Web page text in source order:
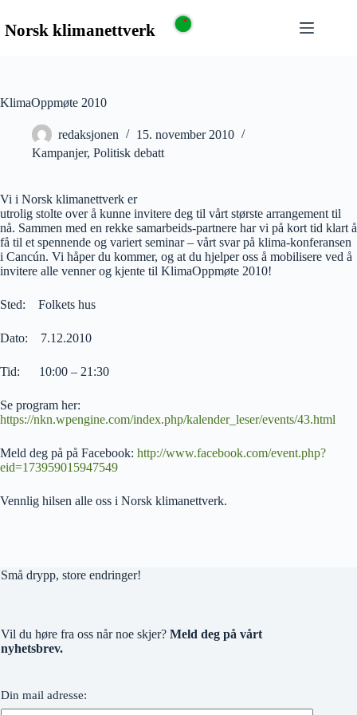
KlimaOppmøte 2010
redaksjonen
15. november 2010
Kampanjer, Politisk debatt
Vi i Norsk klimanettverk er
utrolig stolte over å kunne invitere deg til vårt største arrangement til
nå. Sammen med en rekke samarbeids-partnere har vi på kort tid klart å
få til et spennende og variert seminar – vårt svar på klima-konferansen
i Cancún. Vi håper du kommer, og at du hjelper oss å mobilisere ved å
invitere alle venner og kjente til KlimaOppmøte 2010!
Sted: Folkets hus
Dato: 7.12.2010
Tid: 10:00 – 21:30
Se program her:
https://nkn.wpengine.com/index.php/kalender_leser/events/43.html
Meld deg på på Facebook: http://www.facebook.com/event.php?
eid=173959015947549
Vennlig hilsen alle oss i Norsk klimanettverk.
Små drypp, store endringer!
Vil du høre fra oss når noe skjer? Meld deg på vårt
nyhetsbrev.
Din mail adresse: